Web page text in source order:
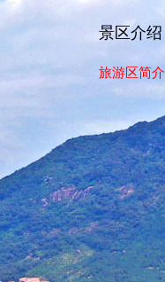
景区介绍
旅游区简介